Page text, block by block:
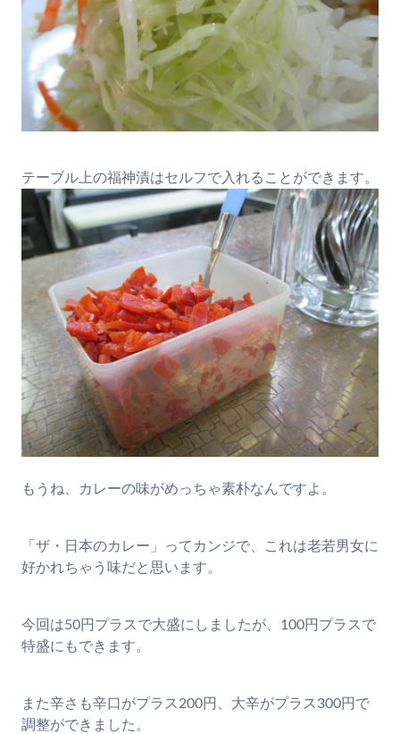
テーブル上の福神漬はセルフで入れることができます。
もうね、カレーの味がめっちゃ素朴なんですよ。
「ザ・日本のカレー」ってカンジで、これは老若男女に
好かれちゃう味だと思います。
今回は50円プラスで大盛にしましたが、100円プラスで
特盛にもできます。
また辛さも辛口がプラス200円、大辛がプラス300円で
調整ができました。